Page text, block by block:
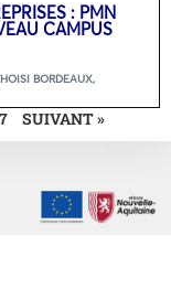
: PMN
CAMPUS
BORDEAUX,
7 SUIVANT »